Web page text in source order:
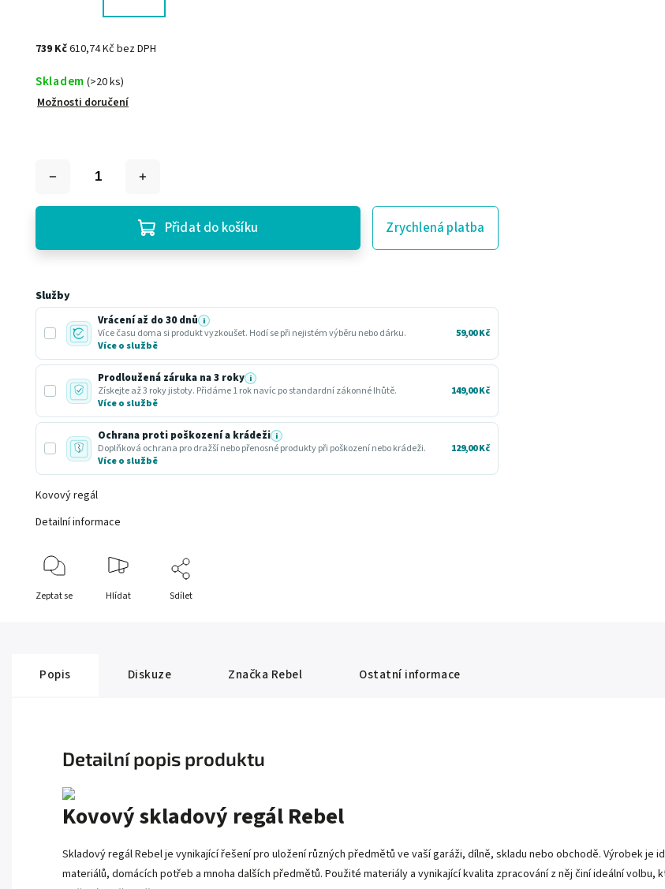
739 Kč610,74 Kč bez DPH
Skladem (>20 ks)
Možnosti doručení
Přidat do košíku Zrychlená platba
Služby
Vrácení až do 30 dnů i
Více času doma si produkt vyzkoušet. Hodí se při nejistém výběru nebo dárku.
Více o službě
59,00 Kč
Prodloužená záruka na 3 roky i
Získejte až 3 roky jistoty. Přidáme 1 rok navíc po standardní zákonné lhůtě.
Více o službě
149,00 Kč
Ochrana proti poškození a krádeži i
Doplňková ochrana pro dražší nebo přenosné produkty při poškození nebo krádeži.
Více o službě
129,00 Kč
Kovový regál
Detailní informace
Zeptat se Hlídat Sdílet
Popis Diskuze Značka Rebel Ostatní informace
Detailní popis produktu
Kovový skladový regál Rebel
Skladový regál Rebel je vynikající řešení pro uložení různých předmětů ve vaší garáži, dílně, skladu nebo obchodě. Výrobek je
materiálů, domácích potřeb a mnoha dalších předmětů. Použité materiály a vynikající kvalita zpracování z něj činí ideální